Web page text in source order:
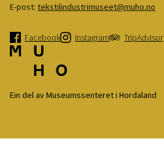
E-post: tekstilindustrimuseet@muho.no
Facebook Instagram TripAdvisor
Ein del av Museumssenteret i Hordaland